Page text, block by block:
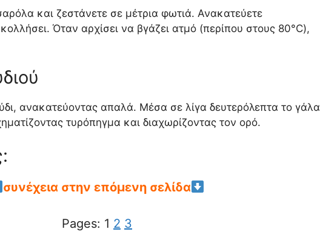
και ζεστάνετε σε μέτρια φωτιά. Ανακατεύετε
Όταν αρχίσει να βγάζει ατμό (περίπου στους 80°C),
ανακατεύοντας απαλά. Μέσα σε λίγα δευτερόλεπτα το γάλα
τυρόπηγμα και διαχωρίζοντας τον ορό.
συνέχεια στην επόμενη σελίδα
Pages: 1 2 3